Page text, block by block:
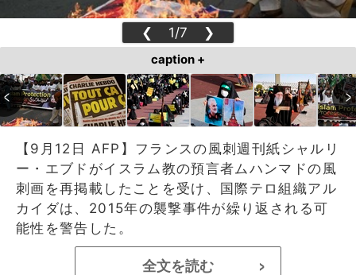
❮ 1/7 ❯
caption +
【9月12日 AFP】フランスの風刺週刊紙シャルリ
ー・エブドがイスラム教の預言者ムハンマドの風
刺画を再掲載したことを受け、国際テロ組織アル
カイダは、2015年の襲撃事件が繰り返される可
能性を警告した。
全文を読む >